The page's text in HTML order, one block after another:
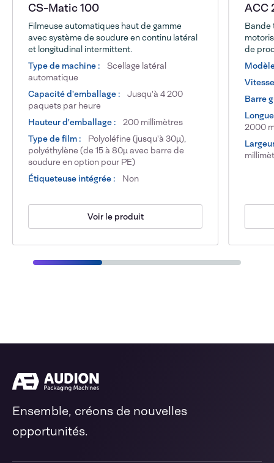
CS-Matic 100
Filmeuse automatiques haut de gamme
avec système de soudure en continu latéral
et longitudinal intermittent.
Type de machine :
Scellage latéral
automatique
Capacité d'emballage :
Jusqu'à 4 200
paquets par heure
Hauteur d'emballage :
200 millimètres
Type de film :
Polyoléfine (jusqu'à 30µ),
polyéthylène (de 15 à 80µ avec barre de
soudure en option pour PE)
Étiqueteuse intégrée :
Non
Voir le produit
ACC
Bande
de
Barre
2000
Ensemble, créons de nouvelles
opportunités.